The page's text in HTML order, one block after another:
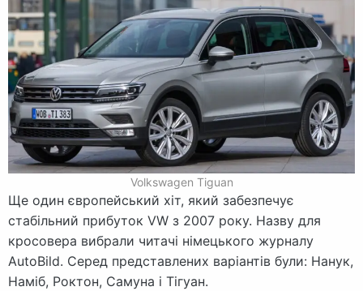
Volkswagen Tiguan
Ще один європейський хіт, який забезпечує
стабільний прибуток VW з 2007 року. Назву для
кросовера вибрали читачі німецького журналу
AutoBild. Серед представлених варіантів були: Нанук,
Наміб, Роктон, Самуна і Тігуан.